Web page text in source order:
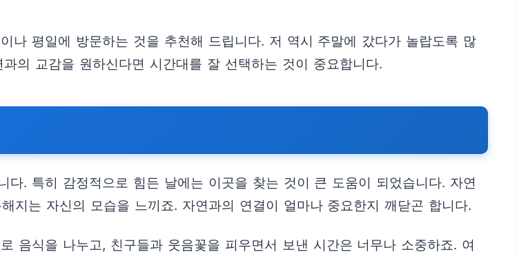
나 평일에 방문하는 것을 추천해 드립니다. 저 역시 주말에 갔다가 놀랍도록 많
의 교감을 원하신다면 시간대를 잘 선택하는 것이 중요합니다.
. 특히 감정적으로 힘든 날에는 이곳을 찾는 것이 큰 도움이 되었습니다. 자연
지는 자신의 모습을 느끼죠. 자연과의 연결이 얼마나 중요한지 깨닫곤 합니다.
음식을 나누고, 친구들과 웃음꽃을 피우면서 보낸 시간은 너무나 소중하죠. 여